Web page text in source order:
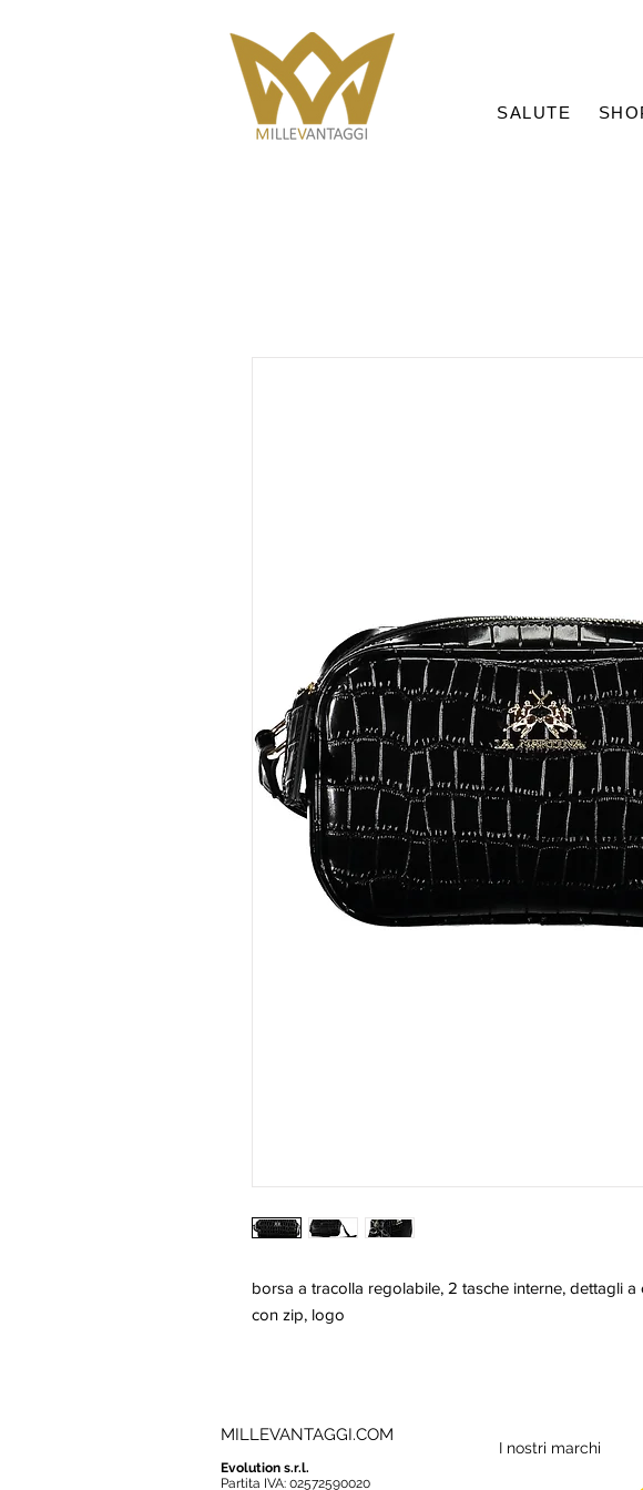
SALUTE
borsa a tracolla regolabile, 2 tasche interne, dettagli a
con zip, logo
MILLEVANTAGGI.COM
Evolution s.r.l.
Partita IVA: 02572590020
I nostri marchi